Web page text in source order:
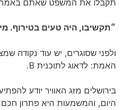
תקבלו את המשפט שאתם באמת
״תקשיבו, היה טעים בטירוף.
ולפני שסוגרים, יש עוד נקודה
האמת: לדאוג לתוכנית B.
בירושלים מזג האוויר יודע
היום, והמשמעות היא פתרון